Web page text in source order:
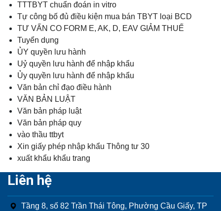
TTTBYT chuẩn đoán in vitro
Tự công bố đủ điều kiện mua bán TBYT loại BCD
TƯ VẤN CO FORM E, AK, D, EAV GIẢM THUẾ
Tuyển dụng
ỦY quyền lưu hành
Uỷ quyền lưu hành để nhập khẩu
Ủy quyền lưu hành để nhập khẩu
Văn bản chỉ đạo điều hành
VĂN BẢN LUẬT
Văn bản pháp luật
Văn bản pháp quy
vào thầu ttbyt
Xin giấy phép nhập khẩu Thông tư 30
xuất khẩu khẩu trang
Liên hệ
Tầng 8, số 82 Trần Thái Tông, Phường Cầu Giấy, TP